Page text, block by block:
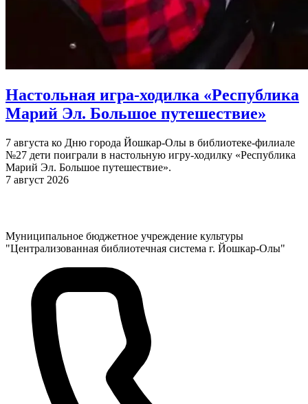
Настольная игра-ходилка «Республика
Марий Эл. Большое путешествие»
7 августа ко Дню города Йошкар-Олы в библиотеке-филиале
№27 дети поиграли в настольную игру-ходилку «Республика
Марий Эл. Большое путешествие».
7 август 2026
Муниципальное бюджетное учреждение культуры
"Централизованная библиотечная система г. Йошкар-Олы"